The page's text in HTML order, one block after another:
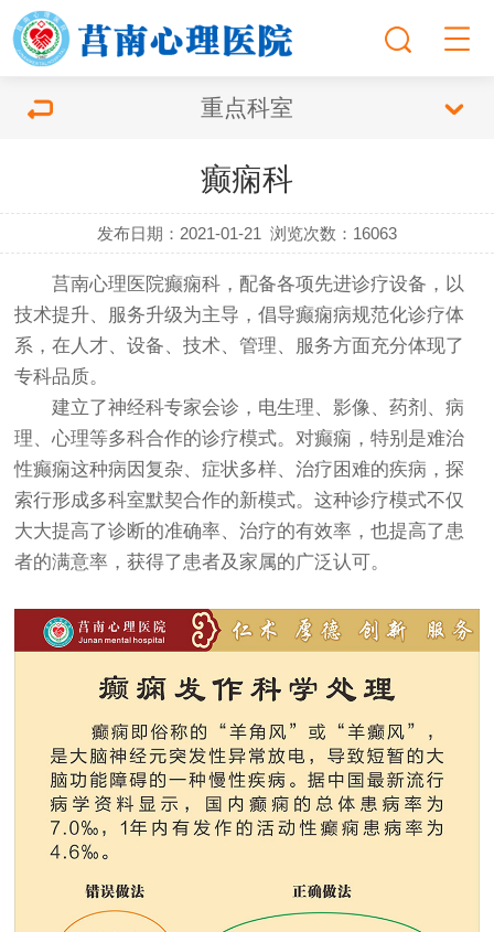
重点科室
癫痫科
发布日期：2021-01-21 浏览次数： 16063
莒南心理医院癫痫科，配备各项先进诊疗设备，以
技术提升、服务升级为主导，倡导癫痫病规范化诊疗体
系，在人才、设备、技术、管理、服务方面充分体现了
专科品质。
建立了神经科专家会诊，电生理、影像、药剂、病
理、心理等多科合作的诊疗模式。对癫痫，特别是难治
性癫痫这种病因复杂、症状多样、治疗困难的疾病，探
索行形成多科室默契合作的新模式。这种诊疗模式不仅
大大提高了诊断的准确率、治疗的有效率，也提高了患
者的满意率，获得了患者及家属的广泛认可。